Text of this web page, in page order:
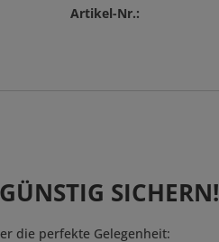
Artikel-Nr.:
SICHERN!
die perfekte Gelegenheit: